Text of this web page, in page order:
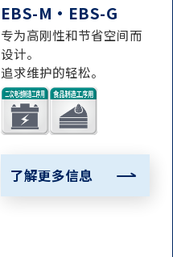
EBS-M・EBS-G
专为高刚性和节省空间而
设计。
追求维护的轻松。
了解更多信息